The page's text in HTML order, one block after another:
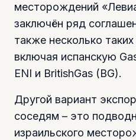
месторождений
заключён ряд
также несколько
включая испанскую
ENI и BritishGas (BG).
Другой вариант
соседям – это
израильского